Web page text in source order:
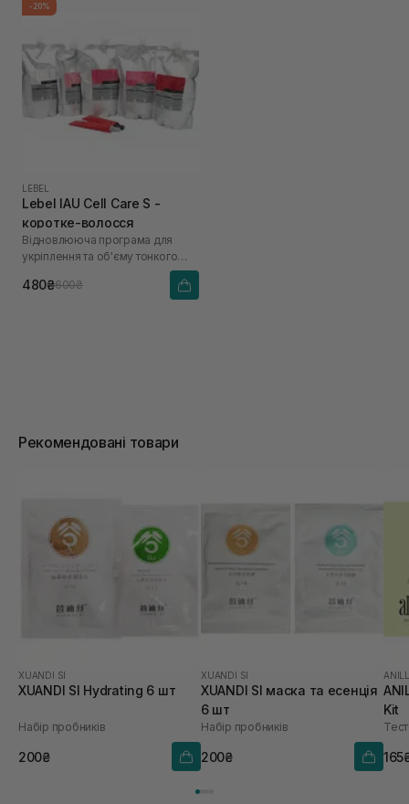
-20%
LEBEL
Lebel IAU Cell Care S -
коротке-волосся
Відновлююча програма для
укріплення та об'єму тонкого
волосся «Щастя для волосся»
480₴600₴
Рекомендовані товари
XUANDI SI
XUANDI SI Hydrating 6 шт
Набір пробників
200₴
XUANDI SI
XUANDI SI маска та есенція
6 шт
Набір пробників
200₴
Kit